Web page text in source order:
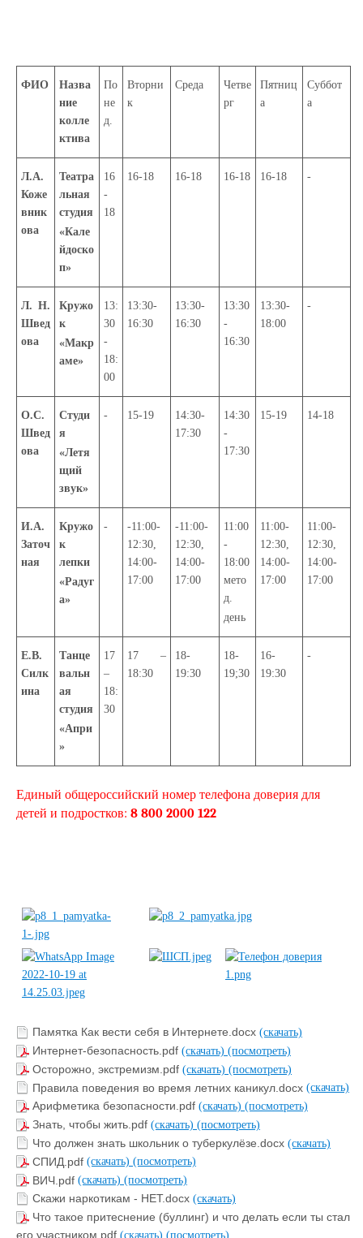
ФИО
Назва
ние
колле
ктива
По
не
д.
Вторни
к
Среда
Четве
рг
Пятниц
а
Суббот
а
Л.А.
Коже
вник
ова
Театра
льная
студия
«Кале
йдоско
п»
16
-
18
16-18 16-18 16-18 16-18 -
Л. Н.
Швед
ова
Кружо
к
«Макр
аме»
13:
30
-
18:
00
13:30-
16:30
13:30-
16:30
13:30
-
16:30
13:30-
18:00
-
О.С.
Швед
ова
Студи
я
«Летя
щий
звук»
- 15-19
14:30-
17:30
14:30
-
17:30
15-19 14-18
И.А.
Заточ
ная
Кружо
к
лепки
«Радуг
а»
-
-11:00-
12:30,
14:00-
17:00
-11:00-
12:30,
14:00-
17:00
11:00
-
18:00
мето
д.
день
11:00-
12:30,
14:00-
17:00
11:00-
12:30,
14:00-
17:00
Е.В.
Силк
ина
Танце
вальн
ая
студия
«Апри
»
17
–
18:
30
17 –
18:30
18-
19:30
18-
19;30
16-
19:30
-
Единый общероссийский номер телефона доверия для
детей и подростков: 8 800 2000 122
Памятка Как вести себя в Интернете.docx (скачать)
Интернет-безопасность.pdf (скачать) (посмотреть)
Осторожно, экстремизм.pdf (скачать) (посмотреть)
Правила поведения во время летних каникул.docx (скачать)
Арифметика безопасности.pdf (скачать) (посмотреть)
Знать, чтобы жить.pdf (скачать) (посмотреть)
Что должен знать школьник о туберкулёзе.docx (скачать)
СПИД.pdf (скачать) (посмотреть)
ВИЧ.pdf (скачать) (посмотреть)
Скажи наркотикам - НЕТ.docx (скачать)
Что такое притеснение (буллинг) и что делать если ты стал
его участником.pdf (скачать) (посмотреть)